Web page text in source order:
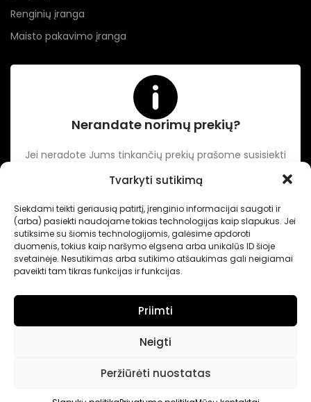
Tvarkyti sutikimą
Siekdami teikti geriausią patirtį, įrenginio informacijai saugoti ir
(arba) pasiekti naudojame tokias technologijas kaip slapukus. Jei
sutiksime su šiomis technologijomis, galėsime apdoroti
duomenis, tokius kaip naršymo elgsena arba unikalūs ID šioje
svetainėje. Nesutikimas arba sutikimo atšaukimas gali neigiamai
paveikti tam tikras funkcijas ir funkcijas.
Priimti
Neigti
Peržiūrėti nuostatas
Renginių įranga
Maisto pakavimo įranga
Nerandate norimų prekių?
Jei neradote Jums tinkančių prekių prašome susisiekti
Intertechnika Sukurta pagal užsakymą - Dominykas Vitkauskas
Internetinių svetainių sprendimai